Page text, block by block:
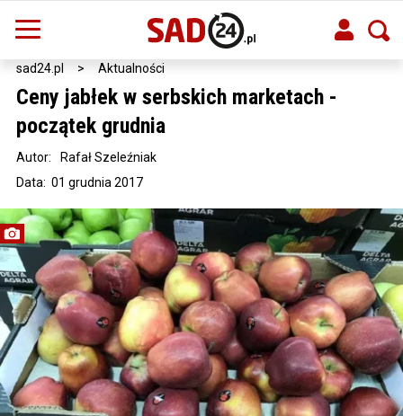
sad24.pl > Aktualności
Ceny jabłek w serbskich marketach -
początek grudnia
Data: 01 grudnia 2017
Autor: Rafał Szeleźniak